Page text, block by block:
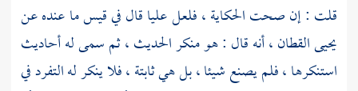
قلت : إن صحت الحكاية ، فلعل عليا قال في قيس ما عنده عن
يحيى القطان ، أنه قال : هو منكر الحديث ، ثم سمى له أحاديث
استنكرها ، فلم يصنع شيئا ، بل هي ثابتة ، فلا ينكر له التفرد في